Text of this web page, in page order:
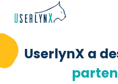
UserlynX a